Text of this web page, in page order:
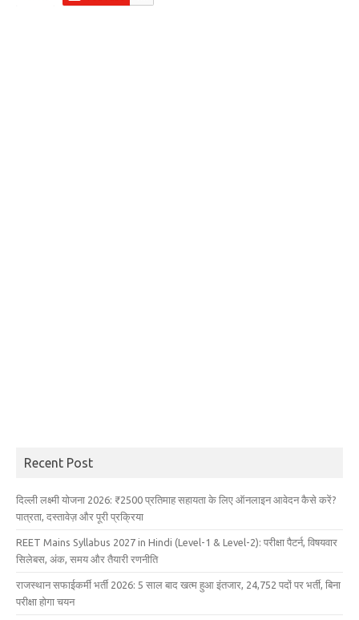
Recent Post
दिल्ली लक्ष्मी योजना 2026: ₹2500 प्रतिमाह सहायता के लिए ऑनलाइन आवेदन कैसे करें?
पात्रता, दस्तावेज़ और पूरी प्रक्रिया
REET Mains Syllabus 2027 in Hindi (Level-1 & Level-2): परीक्षा पैटर्न, विषयवार
सिलेबस, अंक, समय और तैयारी रणनीति
राजस्थान सफाईकर्मी भर्ती 2026: 5 साल बाद खत्म हुआ इंतजार, 24,752 पदों पर भर्ती, बिना
परीक्षा होगा चयन